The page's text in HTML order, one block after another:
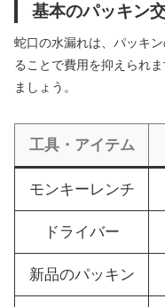
基本のパッキン
蛇口の水漏れは、パッキ
ることで費用を抑えられ
ましょう。
工具・アイテム
モンキーレンチ
ドライバー
新品のパッキン